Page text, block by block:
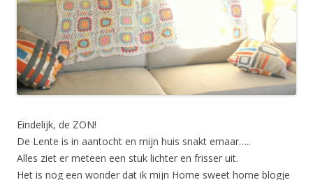
Eindelijk, de ZON!
De Lente is in aantocht en mijn huis snakt ernaar…..
Alles ziet er meteen een stuk lichter en frisser uit.
Het is nog een wonder dat ik mijn Home sweet home blogje